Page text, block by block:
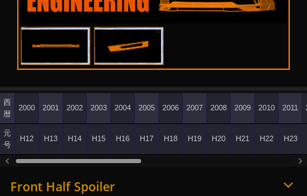
西
暦
2000 2001 2002 2003 2004 2005 2006 2007 2008 2009 2010 2011
元
号
H12 H13 H14 H15 H16 H17 H18 H19 H20 H21 H22 H23
Front Half Spoiler